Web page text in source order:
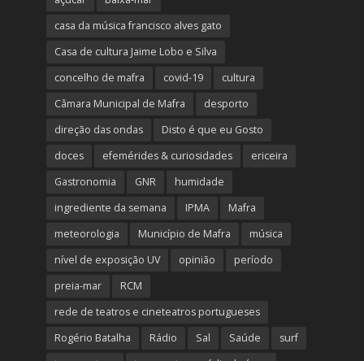
casa da música francisco alves gato
Casa de cultura Jaime Lobo e Silva
concelho de mafra
covid-19
cultura
Câmara Municipal de Mafra
desporto
direção das ondas
Disto é que eu Gosto
doces
efemérides & curiosidades
ericeira
Gastronomia
GNR
humidade
ingrediente da semana
IPMA
Mafra
meteorologia
Município de Mafra
música
nível de exposição UV
opinião
período
preia-mar
RCM
rede de teatros e cineteatros portugueses
Rogério Batalha
Rádio Sal Saúde
surf